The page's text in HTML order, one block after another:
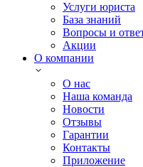
Услуги юриста
База знаний
Вопросы и
Акции
О компании
О нас
Наша команда
Новости
Отзывы
Гарантии
Контакты
Приложение